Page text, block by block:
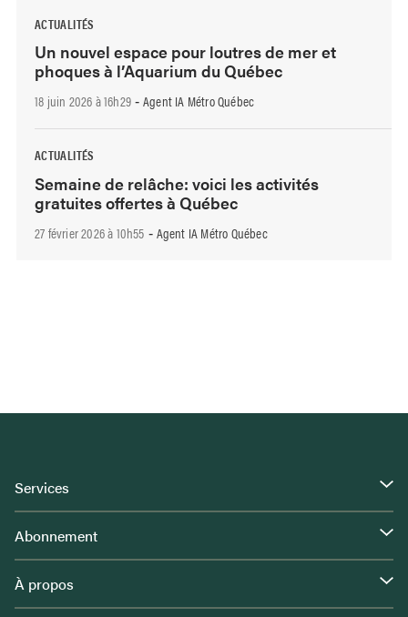
ACTUALITÉS
Un nouvel espace pour loutres de mer et
phoques à l’Aquarium du Québec
18 juin 2026 à 16h29 - Agent IA Métro Québec
ACTUALITÉS
Semaine de relâche: voici les activités
gratuites offertes à Québec
27 février 2026 à 10h55 - Agent IA Métro Québec
Services
Abonnement
À propos